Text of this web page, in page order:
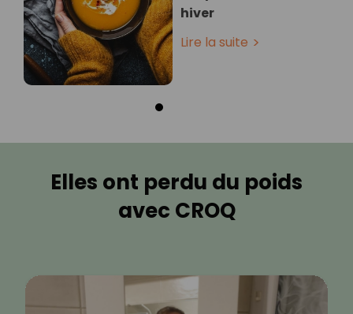
hiver
Lire la suite
Elles ont perdu du poids
avec CROQ